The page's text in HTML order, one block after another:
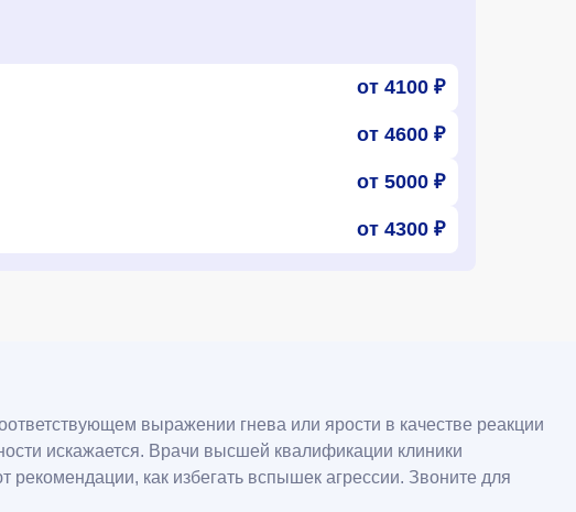
от 4100 ₽
от 4600 ₽
от 5000 ₽
от 4300 ₽
выражении гнева или ярости в качестве реакции
искажается. Врачи высшей квалификации клиники
как избегать вспышек агрессии. Звоните для